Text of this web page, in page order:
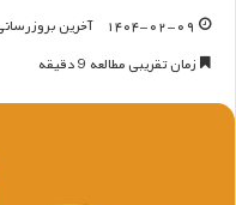
۱۴۰۴-۰۲-۰۹ آخرین بروزرسانی: ۱۴۰۴-
زمان تقریبی مطالعه 9 دقیقه